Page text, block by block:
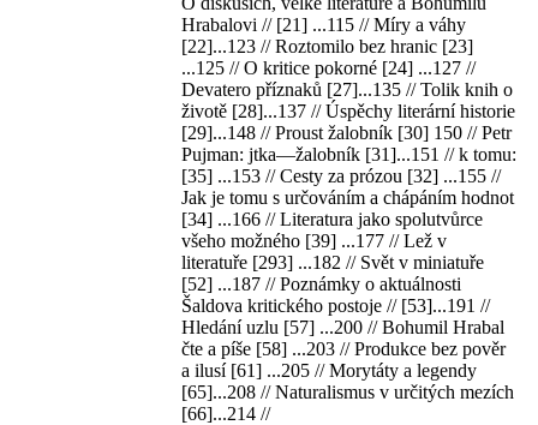
Hrabalovi // [21] ...115 // Míry a váhy
[22]...123 // Roztomilo bez hranic [23]
...125 // O kritice pokorné [24] ...127 //
Devatero příznaků [27]...135 // Tolik knih o
životě [28]...137 // Úspěchy literární historie
[29]...148 // Proust žalobník [30] 150 // Petr
Pujman: jtka—žalobník [31]...151 // k tomu:
[35] ...153 // Cesty za prózou [32] ...155 //
Jak je tomu s určováním a chápáním hodnot
[34] ...166 // Literatura jako spolutvůrce
všeho možného [39] ...177 // Lež v
literatuře [293] ...182 // Svět v miniatuře
[52] ...187 // Poznámky o aktuálnosti
Šaldova kritického postoje // [53]...191 //
Hledání uzlu [57] ...200 // Bohumil Hrabal
čte a píše [58] ...203 // Produkce bez pověr
a ilusí [61] ...205 // Morytáty a legendy
[65]...208 // Naturalismus v určitých mezích
[66]...214 //